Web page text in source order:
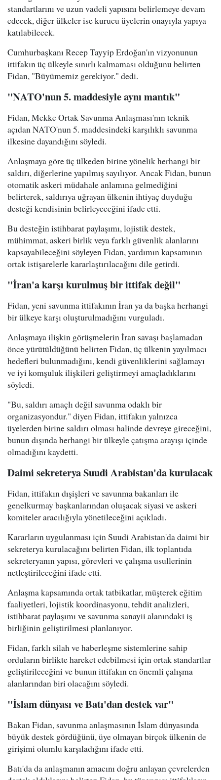
standartlarını ve uzun vadeli yapısını belirlemeye devam
edecek, diğer ülkeler ise kurucu üyelerin onayıyla yapıya
katılabilecek.
Cumhurbaşkanı Recep Tayyip Erdoğan'ın vizyonunun
ittifakın üç ülkeyle sınırlı kalmaması olduğunu belirten
Fidan, "Büyümemiz gerekiyor." dedi.
"NATO'nun 5. maddesiyle aynı mantık"
Fidan, Mekke Ortak Savunma Anlaşması'nın teknik
açıdan NATO'nun 5. maddesindeki karşılıklı savunma
ilkesine dayandığını söyledi.
Anlaşmaya göre üç ülkeden birine yönelik herhangi bir
saldırı, diğerlerine yapılmış sayılıyor. Ancak Fidan, bunun
otomatik askeri müdahale anlamına gelmediğini
belirterek, saldırıya uğrayan ülkenin ihtiyaç duyduğu
desteği kendisinin belirleyeceğini ifade etti.
Bu desteğin istihbarat paylaşımı, lojistik destek,
mühimmat, askeri birlik veya farklı güvenlik alanlarını
kapsayabileceğini söyleyen Fidan, yardımın kapsamının
ortak istişarelerle kararlaştırılacağını dile getirdi.
"İran'a karşı kurulmuş bir ittifak değil"
Fidan, yeni savunma ittifakının İran ya da başka herhangi
bir ülkeye karşı oluşturulmadığını vurguladı.
Anlaşmaya ilişkin görüşmelerin İran savaşı başlamadan
önce yürütüldüğünü belirten Fidan, üç ülkenin yayılmacı
hedefleri bulunmadığını, kendi güvenliklerini sağlamayı
ve iyi komşuluk ilişkileri geliştirmeyi amaçladıklarını
söyledi.
"Bu, saldırı amaçlı değil savunma odaklı bir
organizasyondur." diyen Fidan, ittifakın yalnızca
üyelerden birine saldırı olması halinde devreye gireceğini,
bunun dışında herhangi bir ülkeyle çatışma arayışı içinde
olmadığını kaydetti.
Daimi sekreterya Suudi Arabistan'da kurulacak
Fidan, ittifakın dışişleri ve savunma bakanları ile
genelkurmay başkanlarından oluşacak siyasi ve askeri
komiteler aracılığıyla yönetileceğini açıkladı.
Kararların uygulanması için Suudi Arabistan'da daimi bir
sekreterya kurulacağını belirten Fidan, ilk toplantıda
sekreteryanın yapısı, görevleri ve çalışma usullerinin
netleştirileceğini ifade etti.
Anlaşma kapsamında ortak tatbikatlar, müşterek eğitim
faaliyetleri, lojistik koordinasyonu, tehdit analizleri,
istihbarat paylaşımı ve savunma sanayii alanındaki iş
birliğinin geliştirilmesi planlanıyor.
Fidan, farklı silah ve haberleşme sistemlerine sahip
orduların birlikte hareket edebilmesi için ortak standartlar
geliştirileceğini ve bunun ittifakın en önemli çalışma
alanlarından biri olacağını söyledi.
"İslam dünyası ve Batı'dan destek var"
Bakan Fidan, savunma anlaşmasının İslam dünyasında
büyük destek gördüğünü, üye olmayan birçok ülkenin de
girişimi olumlu karşıladığını ifade etti.
Batı'da da anlaşmanın amacını doğru anlayan çevrelerden